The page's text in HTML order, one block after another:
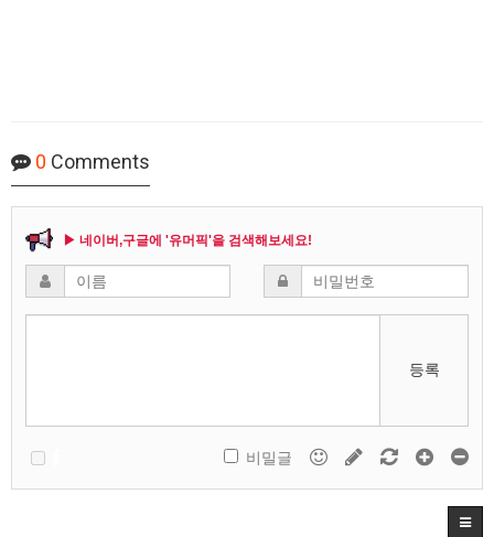
0 Comments
▶ 네이버,구글에 '유머픽'을 검색해보세요!
등록
비밀글